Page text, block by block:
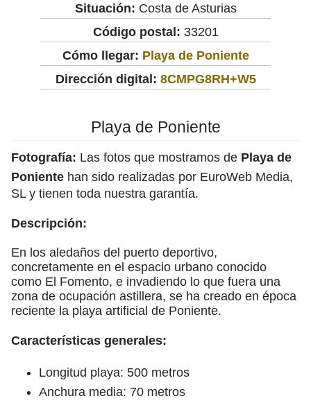
Situación: Costa de Asturias
Código postal: 33201
Cómo llegar: Playa de Poniente
Dirección digital: 8CMPG8RH+W5
Playa de Poniente
Fotografía: Las fotos que mostramos de Playa de
Poniente han sido realizadas por EuroWeb Media,
SL y tienen toda nuestra garantía.
Descripción:
En los aledaños del puerto deportivo,
concretamente en el espacio urbano conocido
como El Fomento, e invadiendo lo que fuera una
zona de ocupación astillera, se ha creado en época
reciente la playa artificial de Poniente.
Características generales:
Longitud playa: 500 metros
Anchura media: 70 metros